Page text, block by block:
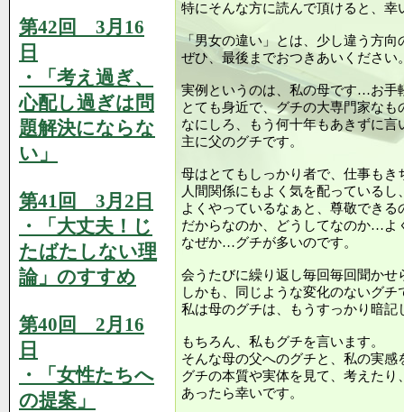
第42回 3月16
日
・「考え過ぎ、
心配し過ぎは問
題解決にならな
い」
第41回 3月2日
・「大丈夫！じ
たばたしない理
論」のすすめ
第40回 2月16
日
・「女性たちへ
の提案」
特にそんな方に読んで頂けると、幸
「男女の違い」とは、少し違う方向
ぜひ、最後までおつきあいください
実例というのは、私の母です…お手
とても身近で、グチの大専門家なも
なにしろ、もう何十年もあきずに言
主に父のグチです。
母はとてもしっかり者で、仕事もき
人間関係にもよく気を配っているし
よくやっているなぁと、尊敬でき
だからなのか、どうしてなのか…よ
なぜか…グチが多いのです。
会うたびに繰り返し毎回毎回聞かせ
しかも、同じような変化のないグチ
私は母のグチは、もうすっかり暗記
もちろん、私もグチを言います。
そんな母の父へのグチと、私の実感
グチの本質や実体を見て、考えたり
あったら幸いです。